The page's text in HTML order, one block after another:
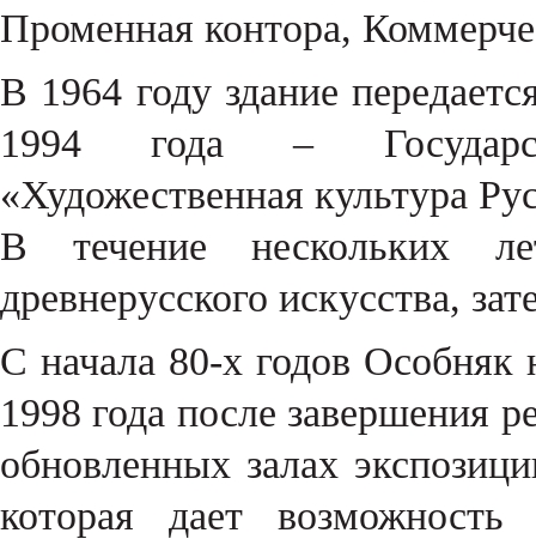
Променная контора,
В 1964 году здание
1994 года –
«Художественная культура
В течение нескольких
древнерусского искусства,
С начала 80-х годов Особняк
1998 года после завершения
обновленных залах
которая дает возможность